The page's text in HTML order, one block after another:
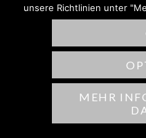
unsere Richtlinien unter
MEHR